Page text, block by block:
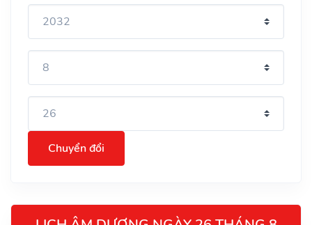
Chuyển đổi